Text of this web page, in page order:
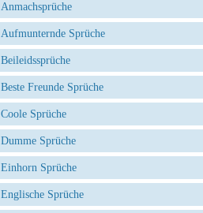
Anmachsprüche
Aufmunternde Sprüche
Beileidssprüche
Beste Freunde Sprüche
Coole Sprüche
Dumme Sprüche
Einhorn Sprüche
Englische Sprüche